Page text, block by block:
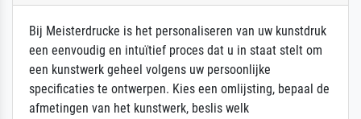
Bij Meisterdrucke is het personaliseren van uw kunstdruk
een eenvoudig en intuïtief proces dat u in staat stelt om
een kunstwerk geheel volgens uw persoonlijke
specificaties te ontwerpen. Kies een omlijsting, bepaal de
afmetingen van het kunstwerk, beslis welk